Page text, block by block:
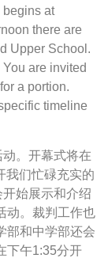
at
there are
Upper School.
are invited
a portion.
timeline
。开幕式将在
我们忙碌充实的
始展示和介绍
动。裁判工作也
部和中学部还会
下午1:35分开